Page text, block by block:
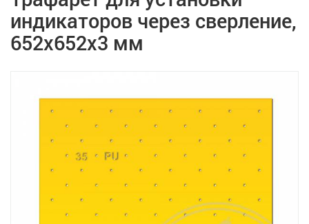
индикаторов через сверление,
652x652x3 мм